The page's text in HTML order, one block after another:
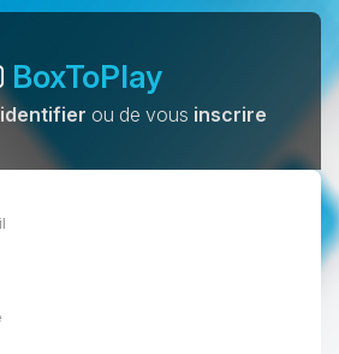
BoxToPlay
identifier ou de vous inscrire